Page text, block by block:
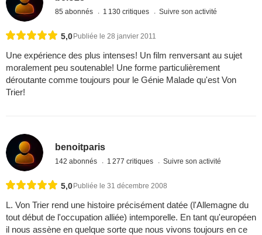
85 abonnés 1 130 critiques Suivre son activité
5,0Publiée le 28 janvier 2011
Une expérience des plus intenses! Un film renversant au sujet
moralement peu soutenable! Une forme particulièrement
déroutante comme toujours pour le Génie Malade qu'est Von
Trier!
benoitparis
142 abonnés 1 277 critiques Suivre son activité
5,0Publiée le 31 décembre 2008
L. Von Trier rend une histoire précisément datée (l'Allemagne du
tout début de l'occupation alliée) intemporelle. En tant qu'européen
il nous assène en quelque sorte que nous vivons toujours en ce